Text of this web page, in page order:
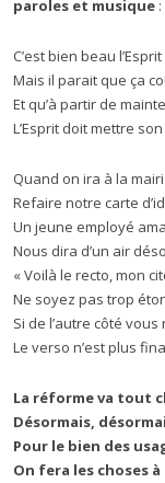
paroles et musique :
C’est bien beau
Mais il parait que ça
Et qu’à partir de
L’Esprit doit mettre
Quand on ira à la
Refaire notre carte
Un jeune employé
Nous dira d’un air
« Voilà le recto, mon
Ne soyez pas trop
Si de l’autre côté
Le verso n’est plus
La réforme va tout
Désormais,
Pour le bien des
On fera les choses